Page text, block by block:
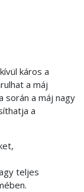
káros a
a máj
során a máj nagy
a
teljes